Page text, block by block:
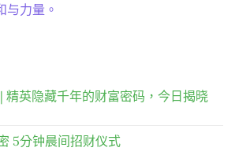
与力量。
精英隐藏千年的财富密码，今日揭晓
5分钟晨间招财仪式